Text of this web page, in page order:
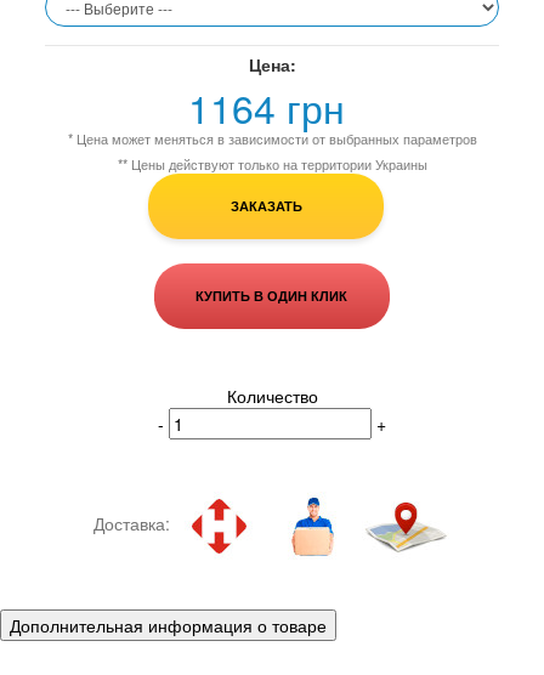
Цена:
1164 грн
* Цена может меняться в зависимости от выбранных параметров
** Цены действуют только на территории Украины
ЗАКАЗАТЬ
КУПИТЬ В ОДИН КЛИК
Количество
-
+
Доставка:
Дополнительная информация о товаре